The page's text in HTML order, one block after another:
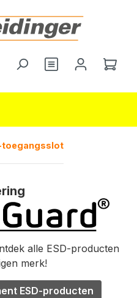
toegangsslot
alle ESD-producten
merk!
ESD-producten